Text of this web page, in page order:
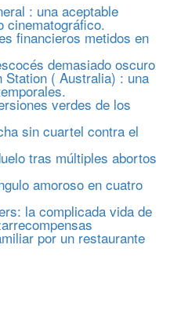
: una aceptable
cinematográfico.
financieros metidos en
demasiado oscuro
Station ( Australia) : una
verdes de los
sin cuartel contra el
tras múltiples abortos
amoroso en cuatro
la complicada vida de
por un restaurante